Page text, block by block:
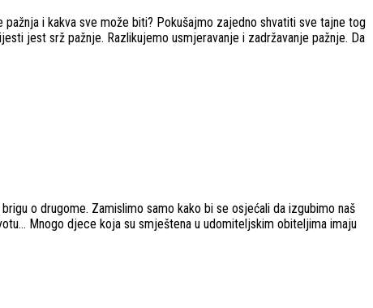
i kakva sve može biti? Pokušajmo zajedno shvatiti sve tajne tog
jest srž pažnje. Razlikujemo usmjeravanje i zadržavanje pažnje. Da
o drugome. Zamislimo samo kako bi se osjećali da izgubimo naš
Mnogo djece koja su smještena u udomiteljskim obiteljima imaju